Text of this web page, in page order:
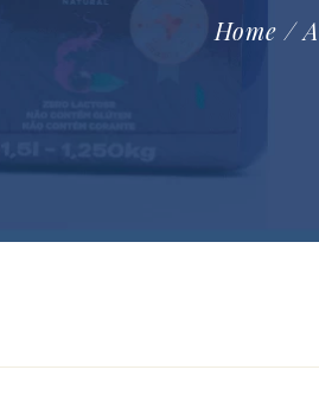
Home /